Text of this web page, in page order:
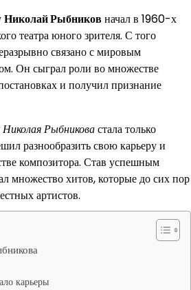
Николай Рыбниковначал в 1960-х
театра юного зрителя. С того
связано с мировым
Он сыграл роли во множестве
и получил признание
Николая Рыбниковастала только
разнообразить свою карьеру и
композитора. Став успешным
множество хитов, которые до сих пор
артистов.
карьеры